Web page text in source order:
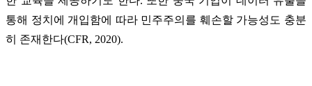
통해 정치에 개입함에 따라 민주주의를 훼손할 가능성도 충분
히 존재한다(CFR, 2020).